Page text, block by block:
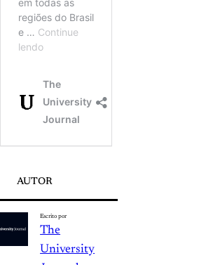
AUTOR
Escrito por
The
University